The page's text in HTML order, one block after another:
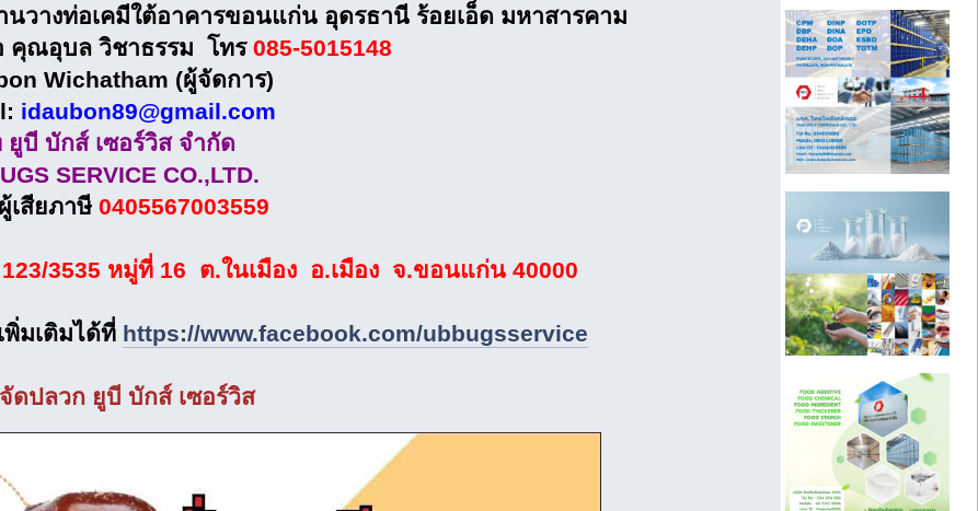
นวางท่อเคมีใต้อาคารขอนแก่น อุดรธานี ร้อยเอ็ด มหาสารคาม
คุณอุบล วิชาธรรม โทร 085-5015148
Wichatham (ผู้จัดการ)
idaubon89@gmail.com
ยูบี บักส์ เซอร์วิส จำกัด
SERVICE CO.,LTD.
เสียภาษี 0405567003559
123/3535 หมู่ที่ 16 ต.ในเมือง อ.เมือง จ.ขอนแก่น 40000
พิ่มเติมได้ที่ https://www.facebook.com/ubbugsservice
ดปลวก ยูบี บักส์ เซอร์วิส